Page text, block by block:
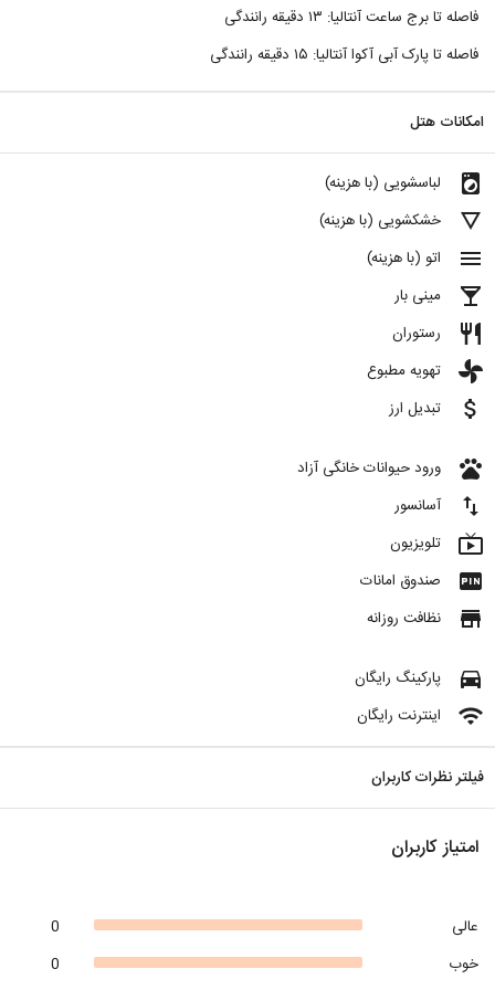
فاصله تا برج ساعت آنتالیا: ۱۳ دقیقه رانندگی
فاصله تا پارک آبی آکوا آنتالیا: ۱۵ دقیقه رانندگی
امکانات هتل
local_laundry_service لباسشویی (با هزینه)
details خشکشویی (با هزینه)
menu اتو (با هزینه)
local_bar مینی بار
restaurant رستوران
toys تهویه مطبوع
attach_money تبدیل ارز
pets ورود حیوانات خانگی آزاد
import_export آسانسور
live_tv تلویزیون
fiber_pin صندوق امانات
store نظافت روزانه
directions_car پارکینگ رایگان
wifi اینترنت رایگان
فیلتر نظرات کاربران
امتیاز کاربران
0
عالی
0
خوب